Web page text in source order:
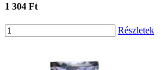
1 304 Ft
Részletek